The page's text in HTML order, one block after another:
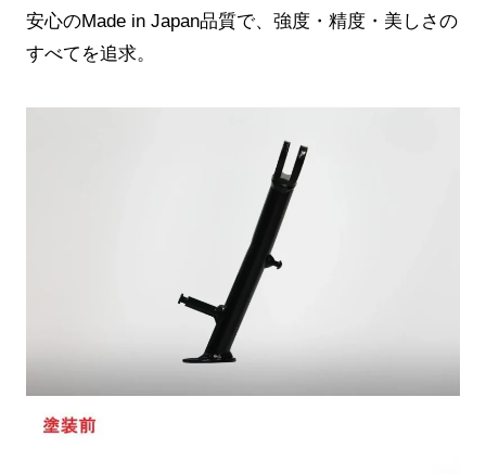
安心のMade in Japan品質で、強度・精度・美しさの
すべてを追求。